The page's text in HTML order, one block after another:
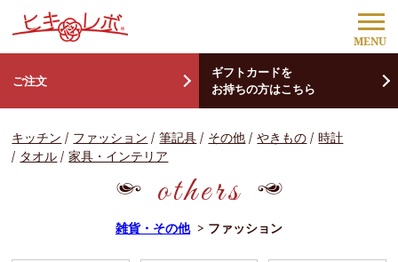
ご注文
ギフトカードを
お持ちの方はこちら
キッチン ファッション 筆記具 その他 やきもの
時計
タオル
家具・インテリア
others
雑貨・その他> ファッション